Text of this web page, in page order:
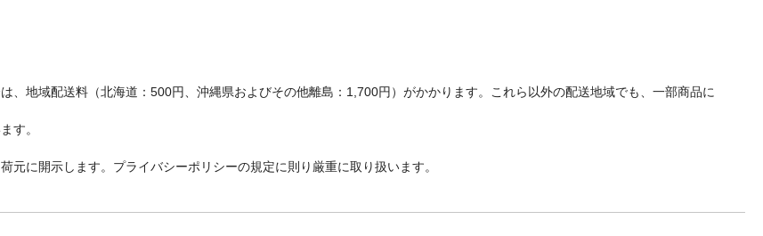
、地域配送料（北海道：500円、沖縄県およびその他離島：1,700円）がかかります。これら以外の配送地域でも、一部商品に
す。
に開示します。プライバシーポリシーの規定に則り厳重に取り扱います。